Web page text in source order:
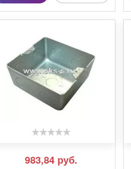
983,84 руб.